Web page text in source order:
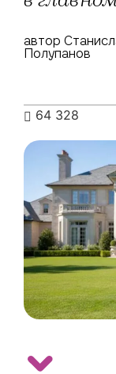
автор
Полупанов
64 328